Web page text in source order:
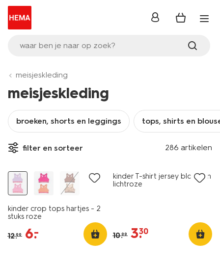
waar ben je naar op zoek?
inloggen
meisjeskleding
meisjeskleding
broeken, shorts en leggings tops, shirts en
filter en sorteer 286 artikelen
sale
kinder crop tops hartjes - 2
stuks roze
12.99 6.
–
kinder T-shirt jersey bloemen
lichtroze
10.99 3.
30